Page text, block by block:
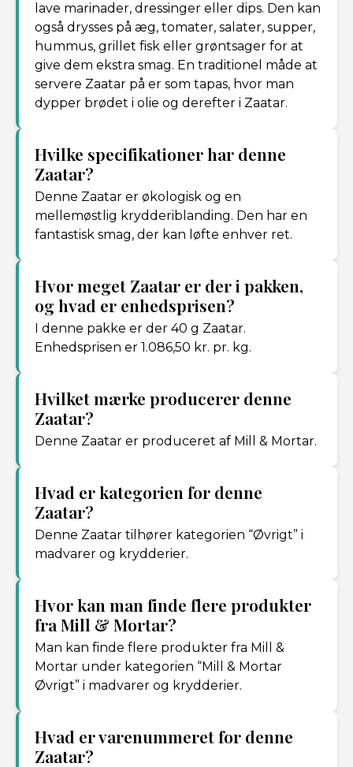
lave marinader, dressinger eller dips. Den kan
også drysses på æg, tomater, salater, supper,
hummus, grillet fisk eller grøntsager for at
give dem ekstra smag. En traditionel måde at
servere Zaatar på er som tapas, hvor man
dypper brødet i olie og derefter i Zaatar.
Hvilke specifikationer har denne
Zaatar?
Denne Zaatar er økologisk og en
mellemøstlig krydderiblanding. Den har en
fantastisk smag, der kan løfte enhver ret.
Hvor meget Zaatar er der i pakken,
og hvad er enhedsprisen?
I denne pakke er der 40 g Zaatar.
Enhedsprisen er 1.086,50 kr. pr. kg.
Hvilket mærke producerer denne
Zaatar?
Denne Zaatar er produceret af Mill & Mortar.
Hvad er kategorien for denne
Zaatar?
Denne Zaatar tilhører kategorien “Øvrigt” i
madvarer og krydderier.
Hvor kan man finde flere produkter
fra Mill & Mortar?
Man kan finde flere produkter fra Mill &
Mortar under kategorien “Mill & Mortar
Øvrigt” i madvarer og krydderier.
Hvad er varenummeret for denne
Zaatar?